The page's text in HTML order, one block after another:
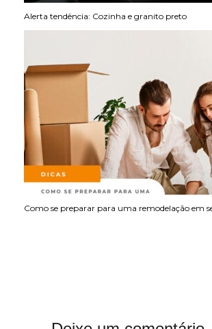
Alerta tendência: Cozinha e granito preto
Como se preparar para uma remodelação em